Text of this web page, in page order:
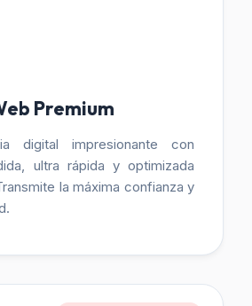
Premium
digital impresionante con
ultra rápida y optimizada
la máxima confianza y